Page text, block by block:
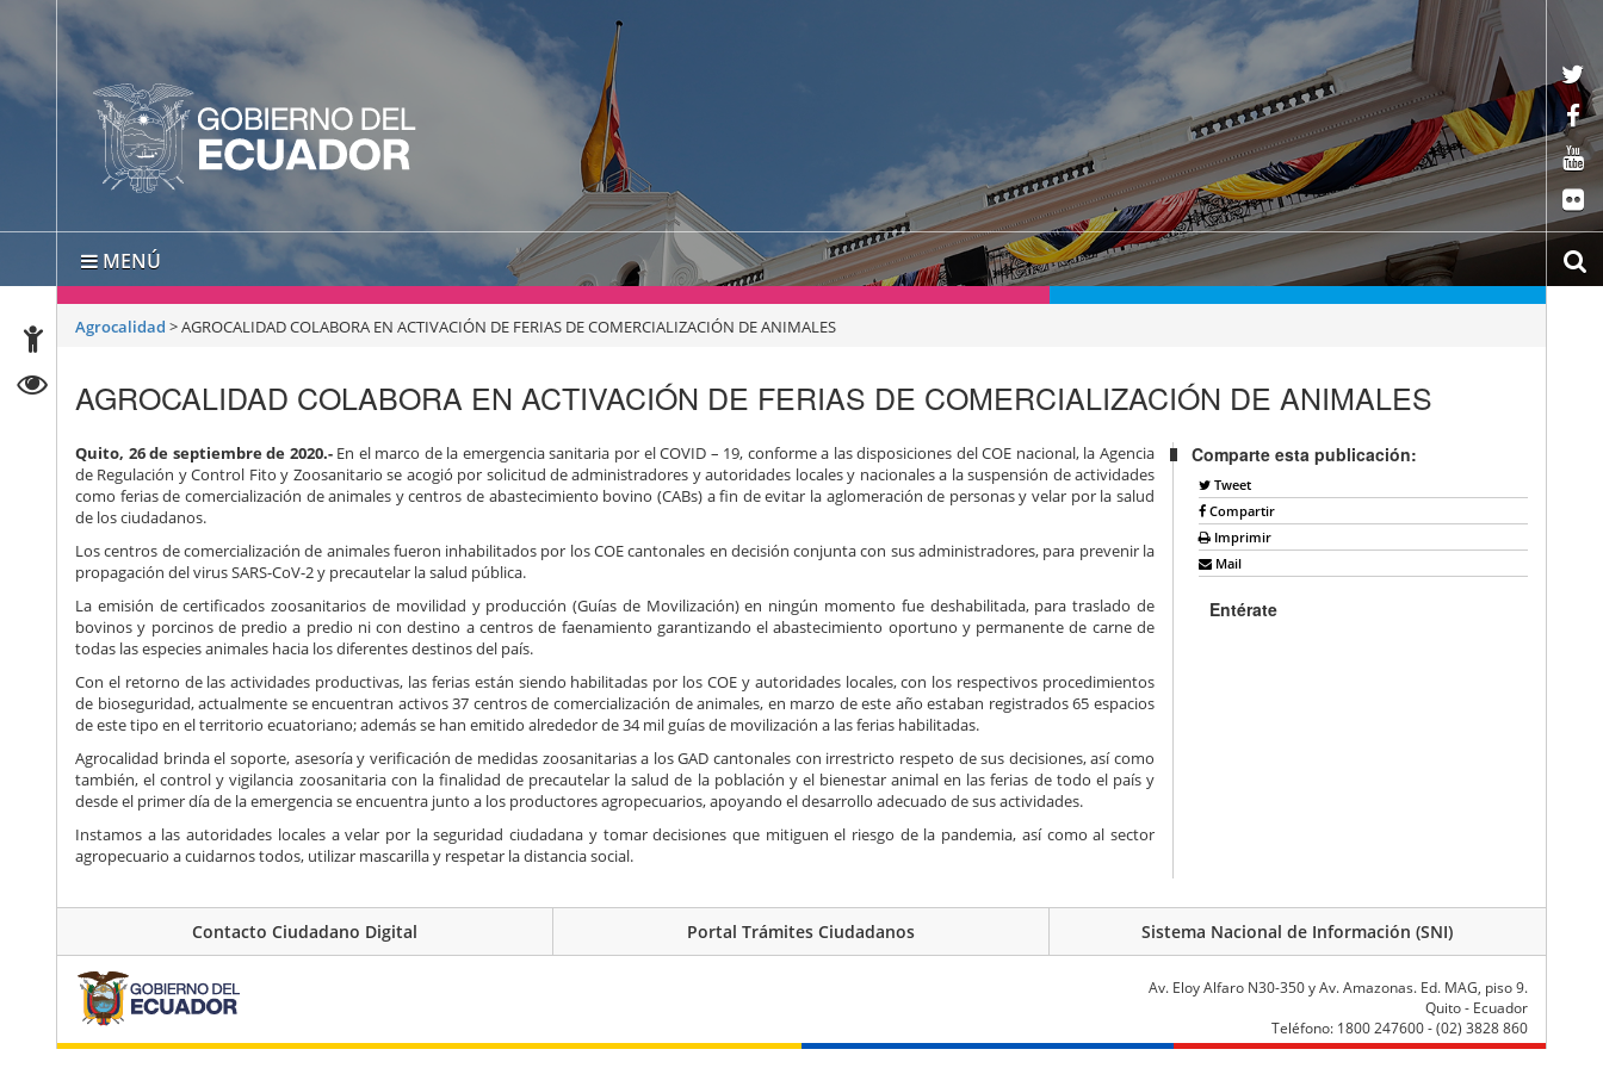
MENÚ
Agrocalidad >AGROCALIDAD COLABORA EN ACTIVACIÓN DE FERIAS DE COMERCIALIZACIÓN DE ANIMALES
AGROCALIDAD COLABORA EN ACTIVACIÓN DE FERIAS DE COMERCIALIZACIÓN DE ANIMALES
Quito, 26 de septiembre de 2020.-En el marco de la emergencia sanitaria por el COVID – 19, conforme a las disposiciones del COE nacional, la Agencia
de Regulación y Control Fito y Zoosanitario se acogió por solicitud de administradores y autoridades locales y nacionales a la suspensión de actividades
como ferias de comercialización de animales y centros de abastecimiento bovino (CABs) a fin de evitar la aglomeración de personas y velar por la salud
de los ciudadanos.
Los centros de comercialización de animales fueron inhabilitados por los COE cantonales en decisión conjunta con sus administradores, para prevenir la
propagación del virus SARS-CoV-2 y precautelar la salud pública.
La emisión de certificados zoosanitarios de movilidad y producción (Guías de Movilización) en ningún momento fue deshabilitada, para traslado de
bovinos y porcinos de predio a predio ni con destino a centros de faenamiento garantizando el abastecimiento oportuno y permanente de carne de
todas las especies animales hacia los diferentes destinos del país.
Con el retorno de las actividades productivas, las ferias están siendo habilitadas por los COE y autoridades locales, con los respectivos procedimientos
de bioseguridad, actualmente se encuentran activos 37 centros de comercialización de animales, en marzo de este año estaban registrados 65 espacios
de este tipo en el territorio ecuatoriano; además se han emitido alrededor de 34 mil guías de movilización a las ferias habilitadas.
Agrocalidad brinda el soporte, asesoría y verificación de medidas zoosanitarias a los GAD cantonales con irrestricto respeto de sus decisiones, así como
también, el control y vigilancia zoosanitaria con la finalidad de precautelar la salud de la población y el bienestar animal en las ferias de todo el país y
desde el primer día de la emergencia se encuentra junto a los productores agropecuarios, apoyando el desarrollo adecuado de sus actividades.
Instamos a las autoridades locales a velar por la seguridad ciudadana y tomar decisiones que mitiguen el riesgo de la pandemia, así como al sector
agropecuario a cuidarnos todos, utilizar mascarilla y respetar la distancia social.
Comparte esta publicación:
Tweet
Compartir
Imprimir
Mail
Entérate
Contacto Ciudadano Digital Portal Trámites Ciudadanos Sistema Nacional de Información (SNI)
Av. Eloy Alfaro N30-350 y Av. Amazonas. Ed. MAG, piso 9.
Quito - Ecuador
Teléfono: 1800 247600 - (02) 3828 860